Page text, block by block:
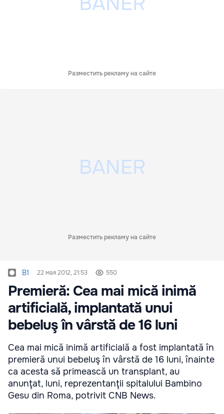
Разместить рекламу на сайте
Разместить рекламу на сайте
B1 22 мая 2012, 21:53 550
Premieră: Cea mai mică inimă
artificială, implantată unui
bebeluş în vârstă de 16 luni
Cea mai mică inimă artificială a fost implantată în
premieră unui bebeluş în vârstă de 16 luni, înainte
ca acesta să primească un transplant, au
anunţat, luni, reprezentanţii spitalului Bambino
Gesu din Roma, potrivit CNB News.